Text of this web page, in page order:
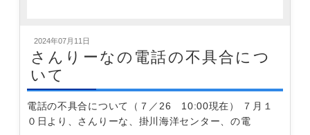
2024年07月11日
さんりーなの電話の不具合につ
いて
電話の不具合について（７／26 10:00現在） ７月１
０日より、さんりーな、掛川海洋センター、の電